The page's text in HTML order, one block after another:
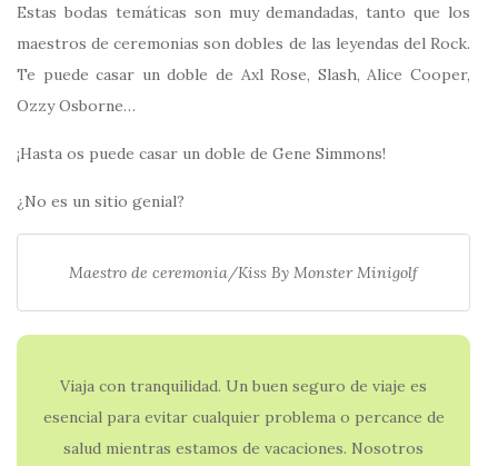
Estas bodas temáticas son muy demandadas, tanto que los
maestros de ceremonias son dobles de las leyendas del Rock.
Te puede casar un doble de Axl Rose, Slash, Alice Cooper,
Ozzy Osborne…
¡Hasta os puede casar un doble de Gene Simmons!
¿No es un sitio genial?
Maestro de ceremonia/Kiss By Monster Minigolf
Viaja con tranquilidad. Un buen seguro de viaje es
esencial para evitar cualquier problema o percance de
salud mientras estamos de vacaciones. Nosotros